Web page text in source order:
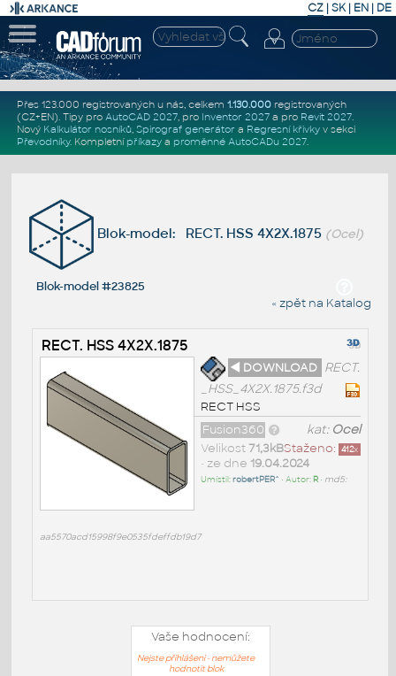
CZ | SK| EN | DE
Přes 123.000 registrovaných u nás, celkem 1.130.000registrovaných
(CZ+EN). Tipy pro AutoCAD 2027, pro Inventor 2027a pro Revit 2027.
Nový Kalkulátor nosníků, Spirograf generátor a Regresní křivkyv sekci
Převodníky. Kompletní příkazya proměnné AutoCADu 2027.
Blok-model: RECT. HSS 4X2X.1875 (Ocel)
Blok-model #23825
« zpět na Katalog
RECT. HSS 4X2X.1875
◄ DOWNLOAD RECT.
_HSS_4X2X.1875.f3d
RECT HSS
kat: Ocel
Fusion360
Staženo: 412x
Velikost 71,3kB
• ze dne 19.04.2024
Umístil:robertPER^ • Autor: R• md5:
aa5570acd15998f9e0535fdeffdb19d7
Vaše hodnocení:
Nejste přihlášeni - nemůžete
hodnotit blok